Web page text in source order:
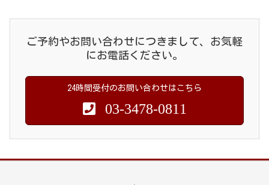
ご予約やお問い合わせにつきまして、お気軽
にお電話ください。
24時間受付のお問い合わせはこちら
03-3478-0811